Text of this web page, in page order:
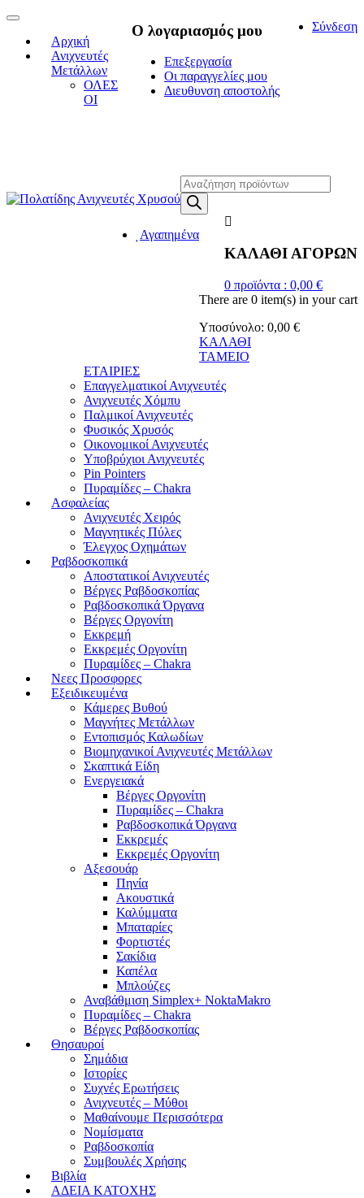
Σύνδεση
Ο λογαριασμός μου
Επεξεργασία
Οι παραγγελίες μου
Διευθυνση αποστολής
Products
search
Αγαπημένα
ΚΑΛΑΘΙ ΑΓΟΡΩΝ
0 προϊόντα : 0,00 €
There are 0 item(s) in your cart
Υποσύνολο: 0,00 €
ΚΑΛΑΘΙ
ΤΑΜΕΙΟ
Toggle
navigationΑρχική
Ανιχνευτές
Μετάλλων
ΟΛΕΣ
ΟΙ
ΕΤΑΙΡΙΕΣ
Επαγγελματικοί Ανιχνευτές
Ανιχνευτές Χόμπυ
Παλμικοί Ανιχνευτές
Φυσικός Χρυσός
Οικονομικοί Ανιχνευτές
Υποβρύχιοι Ανιχνευτές
Pin Pointers
Πυραμίδες – Chakra
Ασφαλείας
Ανιχνευτές Χειρός
Μαγνητικές Πύλες
Έλεγχος Οχημάτων
Ραβδοσκοπικά
Αποστατικοί Ανιχνευτές
Βέργες Ραβδοσκοπίας
Ραβδοσκοπικά Όργανα
Βέργες Οργονίτη
Εκκρεμή
Εκκρεμές Οργονίτη
Πυραμίδες – Chakra
Νεες Προσφορες
Εξειδικευμένα
Κάμερες Βυθού
Μαγνήτες Μετάλλων
Εντοπισμός Καλωδίων
Βιομηχανικοί Ανιχνευτές Μετάλλων
Σκαπτικά Είδη
Ενεργειακά
Βέργες Οργονίτη
Πυραμίδες – Chakra
Ραβδοσκοπικά Όργανα
Εκκρεμές
Εκκρεμές Οργονίτη
Αξεσουάρ
Πηνία
Ακουστικά
Καλύμματα
Μπαταρίες
Φορτιστές
Σακίδια
Καπέλα
Μπλούζες
Αναβάθμιση Simplex+ NoktaMakro
Πυραμίδες – Chakra
Βέργες Ραβδοσκοπίας
Θησαυροί
Σημάδια
Ιστορίες
Συχνές Ερωτήσεις
Ανιχνευτές – Μύθοι
Μαθαίνουμε Περισσότερα
Νομίσματα
Ραβδοσκοπία
Συμβουλές Χρήσης
Βιβλία
ΑΔΕΙΑ ΚΑΤΟΧΗΣ